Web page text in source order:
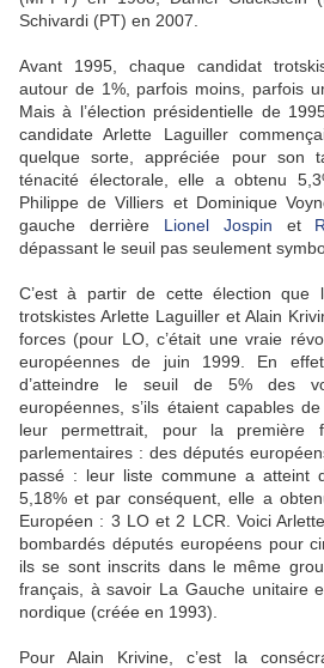
Schivardi (PT) en 2007.
Avant 1995, chaque candidat
autour de 1%, parfois moins, parfois
Mais à l’élection présidentielle de
candidate Arlette Laguiller
quelque sorte, appréciée pour son
ténacité électorale, elle a obtenu
Philippe de Villiers et Dominique
gauche derrière Lionel Jospin et
dépassant le seuil pas seulement
C’est à partir de cette élection que
trotskistes Arlette Laguiller et Alain
forces (pour LO, c’était une vraie
européennes de juin 1999. En
d’atteindre le seuil de 5% des
européennes, s’ils étaient capables
leur permettrait, pour la
parlementaires : des députés
passé : leur liste commune a atteint
5,18% et par conséquent, elle a
Européen : 3 LO et 2 LCR. Voici
bombardés députés européens pour
ils se sont inscrits dans le même
français, à savoir La Gauche unitaire
nordique (créée en 1993).
Pour Alain Krivine, c’est la